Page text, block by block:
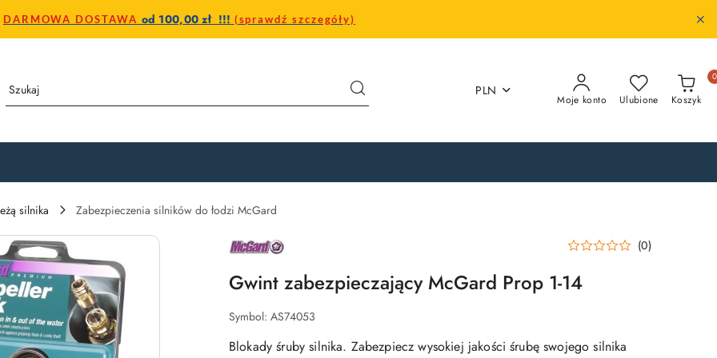
DARMOWA DOSTAWA od 100,00 zł !!! (sprawdź szczegóły)
PLN
Moje konto Ulubione Koszyk
0
silnika
Zabezpieczenia silników do łodzi McGard
NAZWA
PRODUCENTA: (0)
Gwint zabezpieczający McGard Prop 1-14
Symbol: AS74053
Blokady śruby silnika. Zabezpiecz wysokiej jakości śrubę swojego silnika